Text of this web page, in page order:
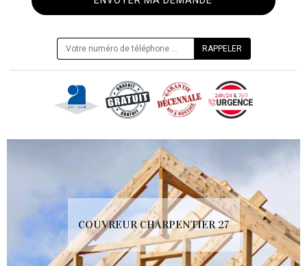
COUVREUR CHARPENTIER 27